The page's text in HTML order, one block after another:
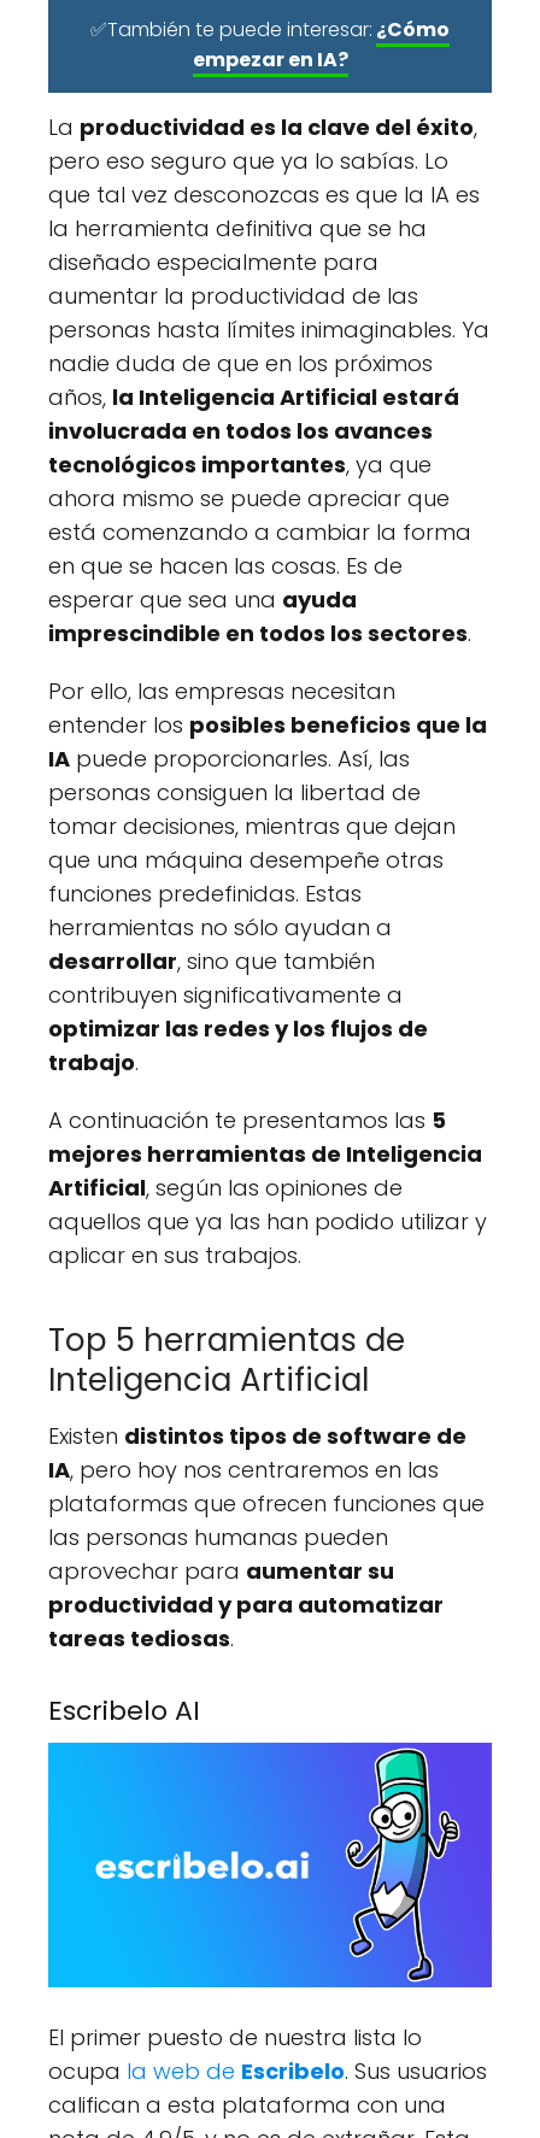
✅También te puede interesar: ¿Cómo
empezar en IA?
La productividad es la clave del éxito,
pero eso seguro que ya lo sabías. Lo
que tal vez desconozcas es que la IA es
la herramienta definitiva que se ha
diseñado especialmente para
aumentar la productividad de las
personas hasta límites inimaginables. Ya
nadie duda de que en los próximos
años, la Inteligencia Artificial estará
involucrada en todos los avances
tecnológicos importantes, ya que
ahora mismo se puede apreciar que
está comenzando a cambiar la forma
en que se hacen las cosas. Es de
esperar que sea una ayuda
imprescindible en todos los sectores.
Por ello, las empresas necesitan
entender los posibles beneficios que la
IA puede proporcionarles. Así, las
personas consiguen la libertad de
tomar decisiones, mientras que dejan
que una máquina desempeñe otras
funciones predefinidas. Estas
herramientas no sólo ayudan a
desarrollar, sino que también
contribuyen significativamente a
optimizar las redes y los flujos de
trabajo.
A continuación te presentamos las 5
mejores herramientas de Inteligencia
Artificial, según las opiniones de
aquellos que ya las han podido utilizar y
aplicar en sus trabajos.
Top 5 herramientas de
Inteligencia Artificial
Existen distintos tipos de software de
IA, pero hoy nos centraremos en las
plataformas que ofrecen funciones que
las personas humanas pueden
aprovechar para aumentar su
productividad y para automatizar
tareas tediosas.
Escribelo AI
El primer puesto de nuestra lista lo
ocupa la web de Escribelo. Sus usuarios
califican a esta plataforma con una